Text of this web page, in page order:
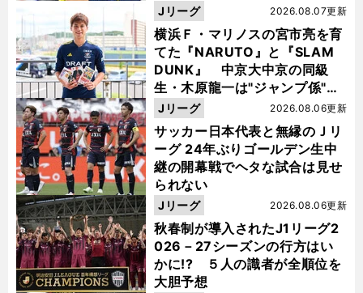
横浜Ｆ・マリノスの宮市亮を育
てた『NARUTO』と『SLAM
DUNK』 中京大中京の同級
生・木原龍一は"ジャンプ係"だ
った
2026.08.07更新
Jリーグ
サッカー日本代表と無縁のＪリ
ーグ 24年ぶりゴールデン生中
継の開幕戦でヘタな試合は見せ
られない
2026.08.06更新
Jリーグ
秋春制が導入されたJ1リーグ2
026－27シーズンの行方はい
かに!? ５人の識者が全順位を
大胆予想
2026.08.06更新
Jリーグ